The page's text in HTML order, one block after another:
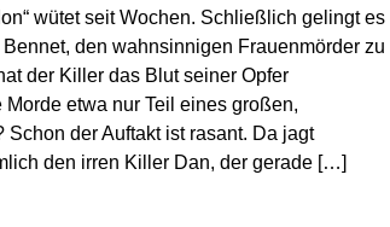
wütet seit Wochen. Schließlich gelingt es
den wahnsinnigen Frauenmörder zu
der Killer das Blut seiner Opfer
etwa nur Teil eines großen,
der Auftakt ist rasant. Da jagt
den irren Killer Dan, der gerade […]